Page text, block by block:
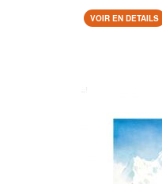
VOIR EN DETAILS